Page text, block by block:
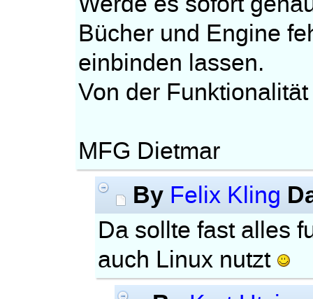
Bücher und Engine
einbinden lassen.
Von der
MFG Dietmar
By Felix Kling
Da sollte fast alles
auch Linux nutzt